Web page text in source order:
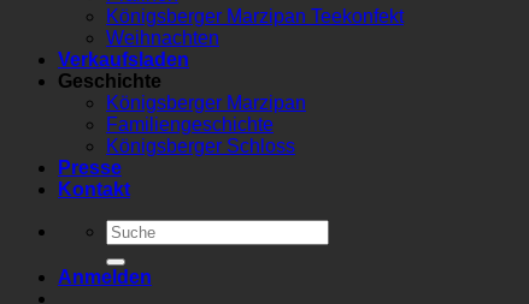
Königsberger Marzipan Teekonfekt
Weihnachten
Verkaufsladen
Geschichte
Königsberger Marzipan
Familiengeschichte
Königsberger Schloss
Presse
Kontakt
Suchen
nach:
Anmelden